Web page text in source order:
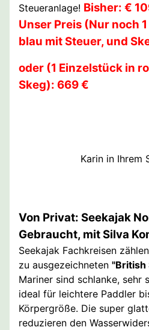
Steueranlage! Bisher: €
Unser Preis (Nur noch
blau mit Steuer, und
oder (1 Einzelstück in
Skeg): 669 €
Karin in Ihrem
Von Privat: Seekajak
Gebraucht, mit Silva
Seekajak Fachkreisen
zu ausgezeichneten "British
Mariner sind schlanke, sehr
ideal für leichtere Paddler
Körpergröße. Die super
reduzieren den